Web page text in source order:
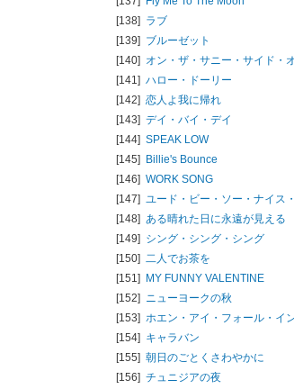
[138] ラブ
[139] ブルーゼット
[140] オン・ザ・サニー・サイド・
[141] ハロー・ドーリー
[142] 恋人よ我に帰れ
[143] デイ・バイ・デイ
[144] SPEAK LOW
[145] Billie's Bounce
[146] WORK SONG
[147] ユード・ビー・ソー・ナイス
[148] ある晴れた日に永遠が見える
[149] シング・シング・シング
[150] 二人でお茶を
[151] MY FUNNY VALENTINE
[152] ニューヨークの秋
[153] ホエン・アイ・フォール・イ
[154] キャラバン
[155] 朝日のごとくさわやかに
[156] チュニジアの夜